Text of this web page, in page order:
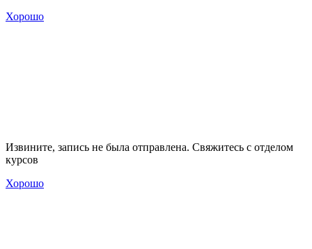
Хорошо
Извините, запись не была отправлена. Свяжитесь с отделом
курсов
Хорошо